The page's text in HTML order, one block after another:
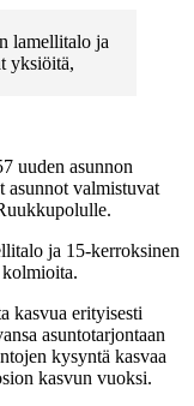
lamellitalo ja
yksiöitä,
uuden asunnon
asunnot valmistuvat
ja 15-kerroksinen
kasvua erityisesti
asuntotarjontaan
kysyntä kasvaa
kasvun vuoksi.